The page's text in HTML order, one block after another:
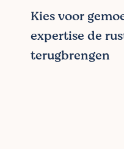
Kies voor
expertise de
terugbrengen